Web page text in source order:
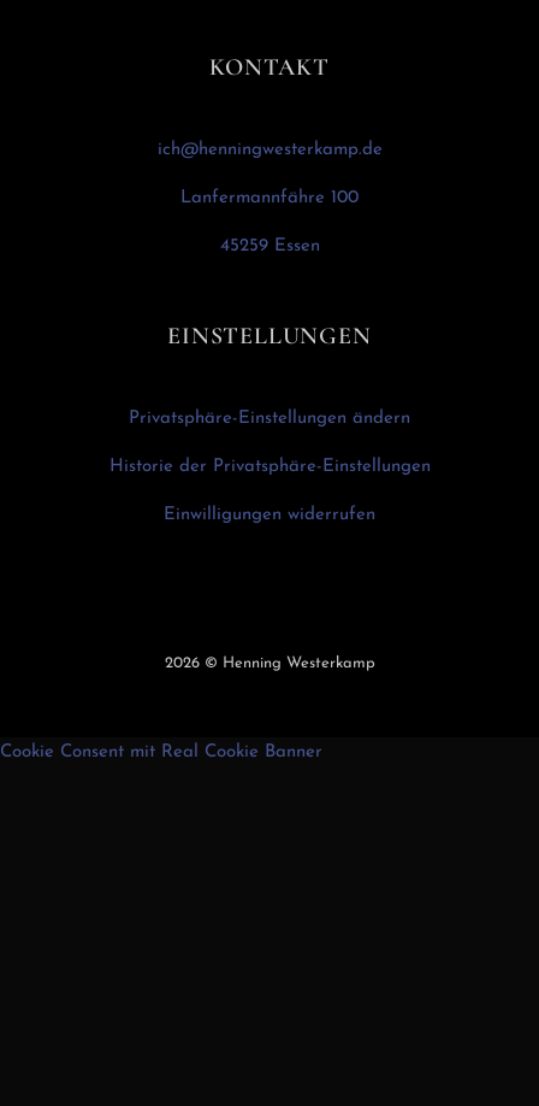
KONTAKT
ich@henningwesterkamp.de
Lanfermannfähre 100
45259 Essen
EINSTELLUNGEN
Privatsphäre-Einstellungen ändern
Historie der Privatsphäre-Einstellungen
Einwilligungen widerrufen
2026© Henning Westerkamp
Cookie Consent mit Real Cookie Banner